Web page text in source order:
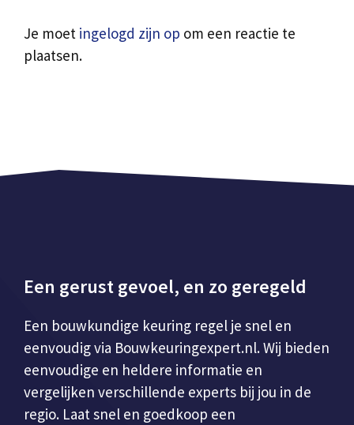
Je moet ingelogd zijn op om een reactie te
plaatsen.
Een gerust gevoel, en zo geregeld
Een bouwkundige keuring regel je snel en
eenvoudig via Bouwkeuringexpert.nl. Wij bieden
eenvoudige en heldere informatie en
vergelijken verschillende experts bij jou in de
regio. Laat snel en goedkoop een